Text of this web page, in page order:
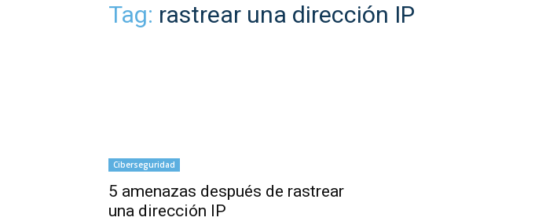
Tag: rastrear una dirección IP
Ciberseguridad
5 amenazas después de rastrear
una dirección IP